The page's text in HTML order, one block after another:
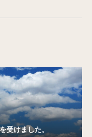
受けました。